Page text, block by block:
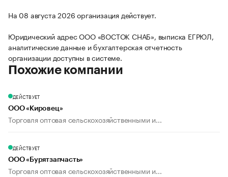
На 08 августа 2026 организация действует.
Юридический адрес ООО «ВОСТОК СНАБ», выписка ЕГРЮЛ,
аналитические данные и бухгалтерская отчетность
организации доступны в системе.
Похожие компании
ДЕЙСТВУЕТ
ООО «Кировец»
Торговля оптовая сельскохозяйственными и...
ДЕЙСТВУЕТ
ООО «Бурятзапчасть»
Торговля оптовая сельскохозяйственными и...